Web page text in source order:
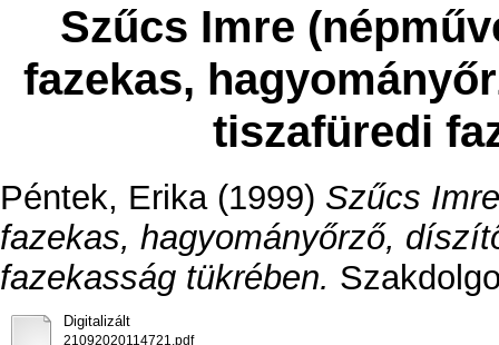
Szűcs Imre
fazekas,
tiszafüredi
Péntek, Erika(1999) Szűcs
fazekas, hagyományőrző,
fazekasság tükrében.
Digitalizált
21092020114721.pdf